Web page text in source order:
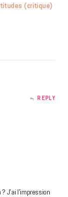
(critique)
REPLY
J’ai l’impression